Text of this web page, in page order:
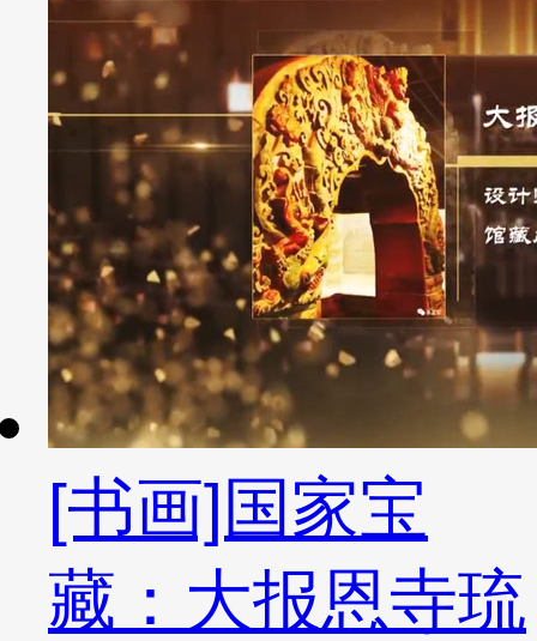
[书画]国家宝
藏：大报恩寺琉